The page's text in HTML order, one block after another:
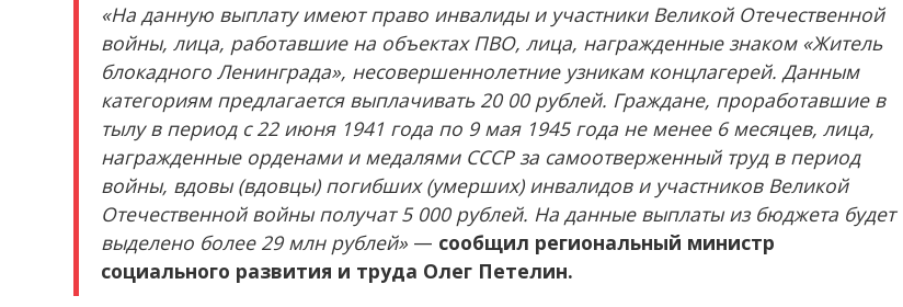
«На данную выплату имеют право инвалиды и участники Великой Отечественной
войны, лица, работавшие на объектах ПВО, лица, награжденные знаком «Житель
блокадного Ленинграда», несовершеннолетние узникам концлагерей. Данным
категориям предлагается выплачивать 20 00 рублей. Граждане, проработавшие в
тылу в период с 22 июня 1941 года по 9 мая 1945 года не менее 6 месяцев, лица,
награжденные орденами и медалями СССР за самоотверженный труд в период
войны, вдовы (вдовцы) погибших (умерших) инвалидов и участников Великой
Отечественной войны получат 5 000 рублей. На данные выплаты из бюджета будет
выделено более 29 млн рублей» — сообщил региональный министр
социального развития и труда Олег Петелин.